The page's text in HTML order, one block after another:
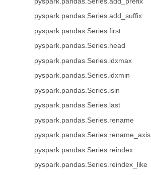
pyspark.pandas.Series.add_suffix
pyspark.pandas.Series.first
pyspark.pandas.Series.head
pyspark.pandas.Series.idxmax
pyspark.pandas.Series.idxmin
pyspark.pandas.Series.isin
pyspark.pandas.Series.last
pyspark.pandas.Series.rename
pyspark.pandas.Series.rename_axis
pyspark.pandas.Series.reindex
pyspark.pandas.Series.reindex_like